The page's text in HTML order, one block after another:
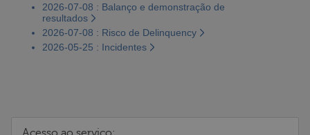
2026-07-08 : Balanço e demonstração de
resultados
2026-07-08 : Risco de Delinquency
2026-05-25 : Incidentes